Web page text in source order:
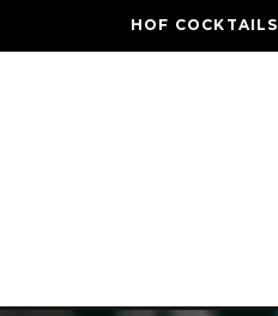
HOF COCKTAILS